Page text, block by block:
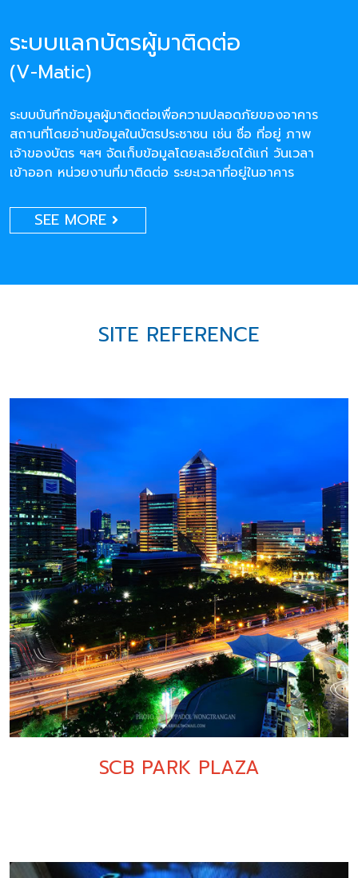
ระบบแลกบัตรผู้มาติดต่อ
(V-Matic)
ระบบบันทึกข้อมูลผู้มาติดต่อเพื่อความปลอดภัยของอาคาร
สถานที่โดยอ่านข้อมูลในบัตรประชาชน เช่น ชื่อ ที่อยู่ ภาพ
เจ้าของบัตร ฯลฯ จัดเก็บข้อมูลโดยละเอียดได้แก่ วันเวลา
เข้าออก หน่วยงานที่มาติดต่อ ระยะเวลาที่อยู่ในอาคาร
SEE MORE
SITE REFERENCE
SCB PARK PLAZA